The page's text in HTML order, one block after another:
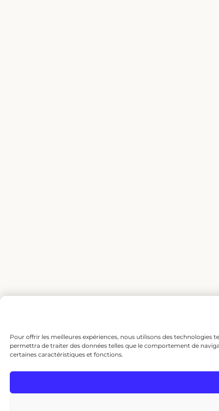
Pour offrir les meilleures expériences, nous utilisons des technologies
permettra de traiter des données telles que le comportement de
certaines caractéristiques et fonctions.